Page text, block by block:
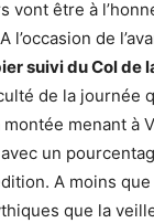
être à
l’occasion de
suivi du Col de
de la journée
menant à
un
A moins
que la